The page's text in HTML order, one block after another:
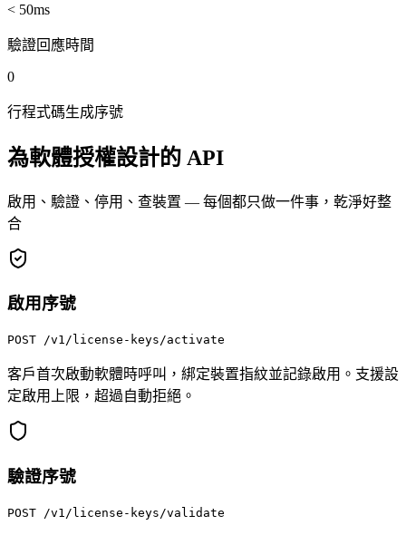
< 50ms
驗證回應時間
0
行程式碼生成序號
為軟體授權設計的 API
啟用、驗證、停用、查裝置 — 每個都只做一件事，乾淨好整
合
啟用序號
POST /v1/license-keys/activate
客戶首次啟動軟體時呼叫，綁定裝置指紋並記錄啟用。支援設
定啟用上限，超過自動拒絕。
驗證序號
POST /v1/license-keys/validate